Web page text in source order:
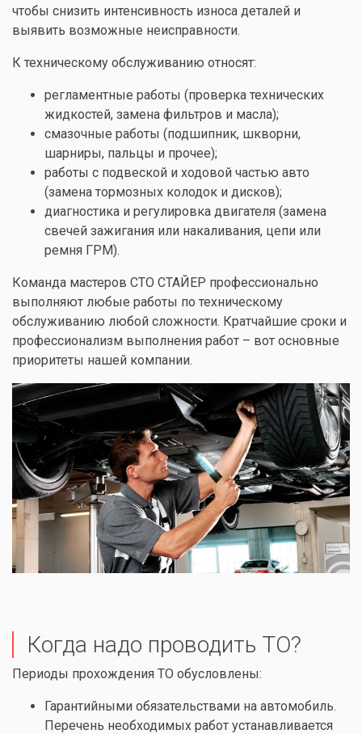
чтобы снизить интенсивность износа деталей и
выявить возможные неисправности.
К техническому обслуживанию относят:
регламентные работы (проверка технических
жидкостей, замена фильтров и масла);
смазочные работы (подшипник, шкворни,
шарниры, пальцы и прочее);
работы с подвеской и ходовой частью авто
(замена тормозных колодок и дисков);
диагностика и регулировка двигателя (замена
свечей зажигания или накаливания, цепи или
ремня ГРМ).
Команда мастеров СТО СТАЙЕР профессионально
выполняют любые работы по техническому
обслуживанию любой сложности. Кратчайшие сроки и
профессионализм выполнения работ – вот основные
приоритеты нашей компании.
Когда надо проводить ТО?
Периоды прохождения ТО обусловлены:
Гарантийными обязательствами на автомобиль.
Перечень необходимых работ устанавливается